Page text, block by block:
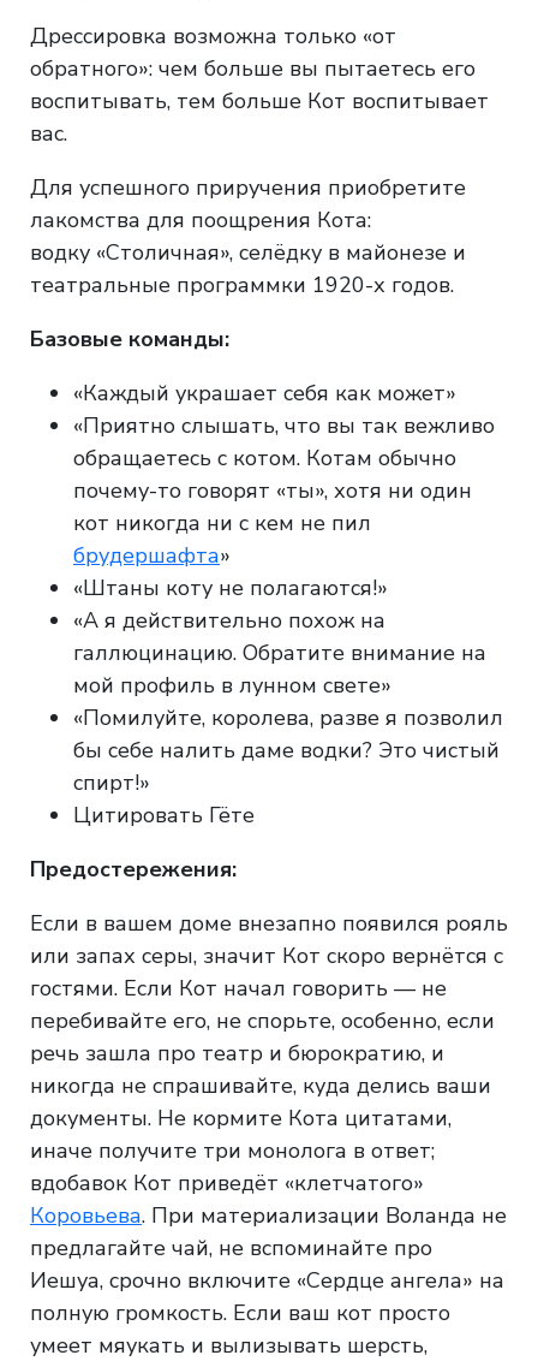
Дрессировка возможна только «от
обратного»: чем больше вы пытаетесь его
воспитывать, тем больше Кот воспитывает
вас.
Для успешного приручения приобретите
лакомства для поощрения Кота:
водку «Столичная», селёдку в майонезе и
театральные программки 1920-х годов.
Базовые команды:
«Каждый украшает себя как может»
«Приятно слышать, что вы так вежливо
обращаетесь с котом. Котам обычно
почему-то говорят «ты», хотя ни один
кот никогда ни с кем не пил
брудершафта»
«Штаны коту не полагаются!»
«А я действительно похож на
галлюцинацию. Обратите внимание на
мой профиль в лунном свете»
«Помилуйте, королева, разве я позволил
бы себе налить даме водки? Это чистый
спирт!»
Цитировать Гёте
Предостережения:
Если в вашем доме внезапно появился рояль
или запах серы, значит Кот скоро вернётся с
гостями. Если Кот начал говорить — не
перебивайте его, не спорьте, особенно, если
речь зашла про театр и бюрократию, и
никогда не спрашивайте, куда делись ваши
документы. Не кормите Кота цитатами,
иначе получите три монолога в ответ;
вдобавок Кот приведёт «клетчатого»
Коровьева. При материализации Воланда не
предлагайте чай, не вспоминайте про
Иешуа, срочно включите «Сердце ангела» на
полную громкость. Если ваш кот просто
умеет мяукать и вылизывать шерсть,